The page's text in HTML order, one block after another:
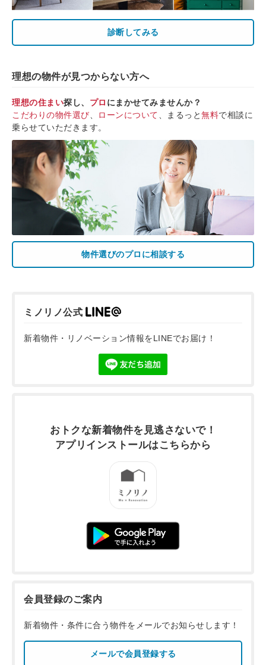
診断してみる
理想の物件が見つからない方へ
理想の住まい探し、 プロ にまかせてみませんか？
こだわりの物件選び
ローンについて 、まるっと無料で相談に
乗らせていただきます。
物件選びのプロに相談する
ミノリノ公式
新着物件・リノベーション情報をLINEでお届け！
おトクな新着物件を 見逃さないで！
アプリインストールはこちらから
会員登録のご案内
新着物件・条件に合う物件をメールでお知らせします！
メールで会員登録する